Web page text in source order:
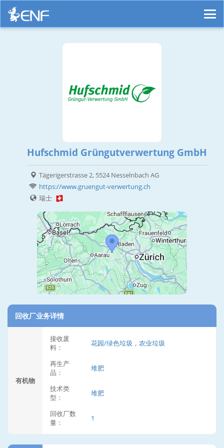
Hufschmid Grüngutverwertung GmbH
Tägerigerstrasse 2, 5524 Nesselnbach AG
https://www.gruengut-verwertung.ch
瑞士
回收厂业务详情
有机物
接收废
料：
花园/绿色垃圾，农业垃圾
再生产
品：
堆肥
技术类
型：
堆肥
回收厂数
量：
1